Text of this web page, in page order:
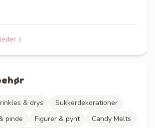
& drys
Sukkerdekorationer
pinde
Figurer & pynt
Candy Melts